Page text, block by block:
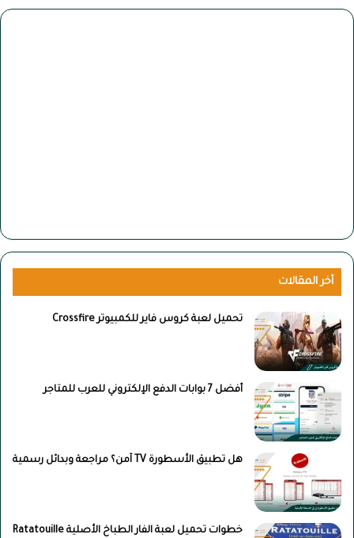
أخر المقالات
تحميل لعبة كروس فاير للكمبيوتر Crossfire
أفضل 7 بوابات الدفع الإلكتروني للعرب للمتاجر
هل تطبيق الأسطورة TV آمن؟ مراجعة وبدائل رسمية
خطوات تحميل لعبة الفار الطباخ الأصلية Ratatouille